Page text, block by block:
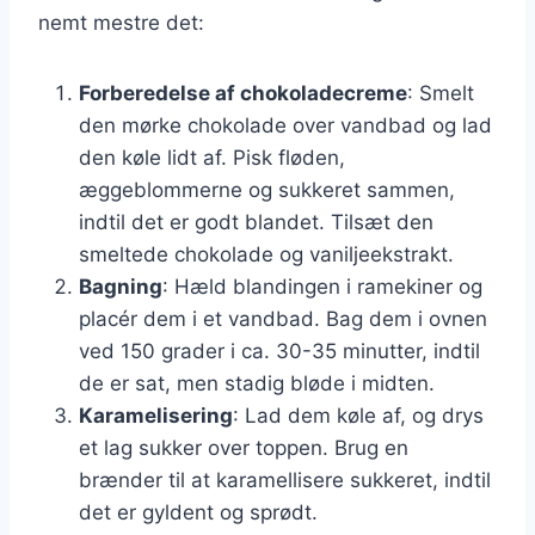
nemt mestre det:
Forberedelse af chokoladecreme: Smelt
den mørke chokolade over vandbad og lad
den køle lidt af. Pisk fløden,
æggeblommerne og sukkeret sammen,
indtil det er godt blandet. Tilsæt den
smeltede chokolade og vaniljeekstrakt.
Bagning: Hæld blandingen i ramekiner og
placér dem i et vandbad. Bag dem i ovnen
ved 150 grader i ca. 30-35 minutter, indtil
de er sat, men stadig bløde i midten.
Karamelisering: Lad dem køle af, og drys
et lag sukker over toppen. Brug en
brænder til at karamellisere sukkeret, indtil
det er gyldent og sprødt.